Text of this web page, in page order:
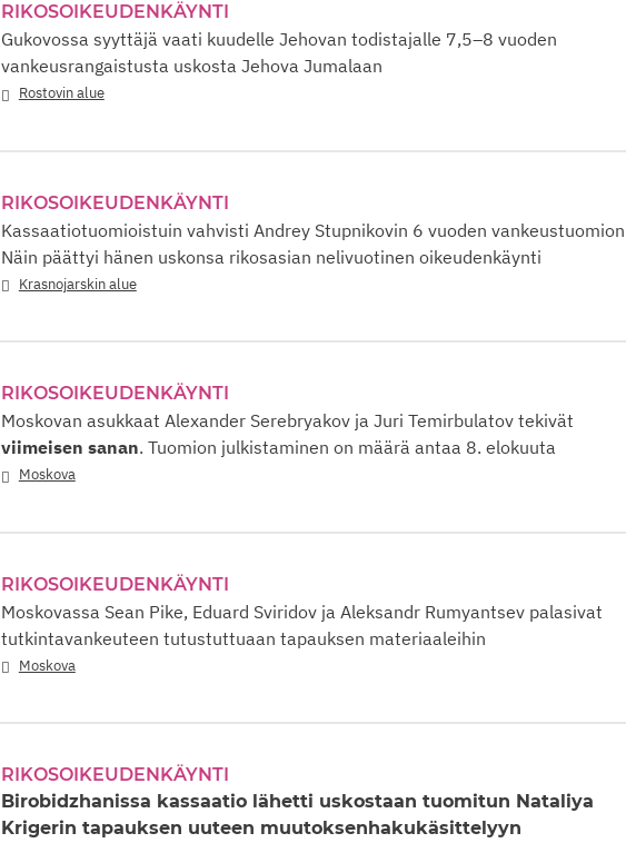
RIKOSOIKEUDENKÄYNTI
Gukovossa syyttäjä vaati kuudelle Jehovan todistajalle 7,5–8 vuoden
vankeusrangaistusta uskosta Jehova Jumalaan
Rostovin alue
RIKOSOIKEUDENKÄYNTI
Kassaatiotuomioistuin vahvisti Andrey Stupnikovin 6 vuoden
Näin päättyi hänen uskonsa rikosasian nelivuotinen oikeudenkäynti
Krasnojarskin alue
RIKOSOIKEUDENKÄYNTI
Moskovan asukkaat Alexander Serebryakov ja Juri Temirbulatov tekivät
viimeisen sanan. Tuomion julkistaminen on määrä antaa 8. elokuuta
Moskova
RIKOSOIKEUDENKÄYNTI
Moskovassa Sean Pike, Eduard Sviridov ja Aleksandr Rumyantsev palasivat
tutkintavankeuteen tutustuttuaan tapauksen materiaaleihin
Moskova
RIKOSOIKEUDENKÄYNTI
Birobidzhanissa kassaatio lähetti uskostaan tuomitun Nataliya
Krigerin tapauksen uuteen muutoksenhakukäsittelyyn